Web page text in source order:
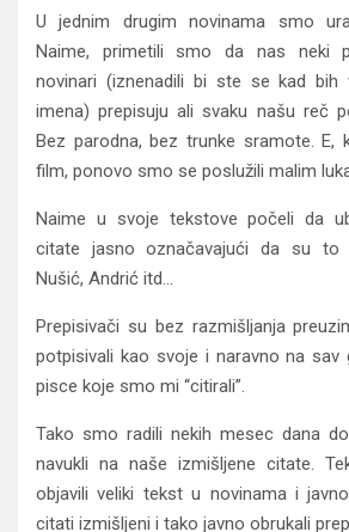
U jednim drugim novinama smo
Naime, primetili smo da nas neki
novinari (iznenadili bi ste se kad bih
imena) prepisuju ali svaku našu reč
Bez parodna, bez trunke sramote. E,
film, ponovo smo se poslužili malim
Naime u svoje tekstove počeli da
citate jasno označavajući da su to
Nušić, Andrić itd…
Prepisivači su bez razmišljanja
potpisivali kao svoje i naravno na sav
pisce koje smo mi “citirali”.
Tako smo radili nekih mesec dana
navukli na naše izmišljene citate.
objavili veliki tekst u novinama i
citati izmišljeni i tako javno obrukali